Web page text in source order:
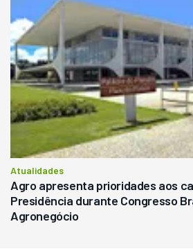
Atualidades
Agro apresenta prioridades aos
Presidência durante Congresso
Agronegócio